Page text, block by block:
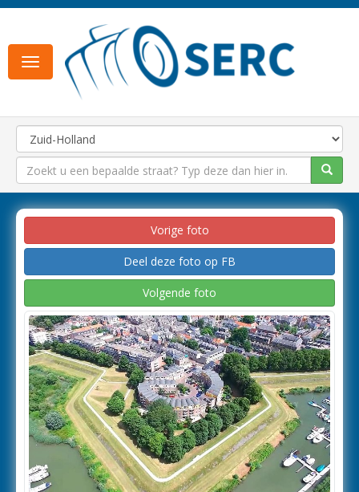
Toggle
navigation
Vorige foto
Deel deze foto op FB
Volgende foto